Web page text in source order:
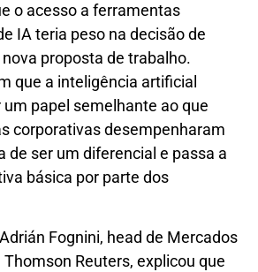
o acesso a ferramentas
IA teria peso na decisão de
proposta de trabalho.
que a inteligência artificial
papel semelhante ao que
corporativas desempenharam
de ser um diferencial e passa a
básica por parte dos
Adrián Fognini, head de Mercados
Reuters, explicou que